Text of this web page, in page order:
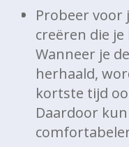
Probeer voor
creëren die
Wanneer je
herhaald,
kortste tijd
Daardoor